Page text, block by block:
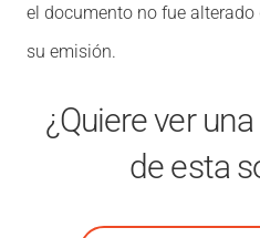
el documento no fue
su emisión.
¿Quiere ver
de esta